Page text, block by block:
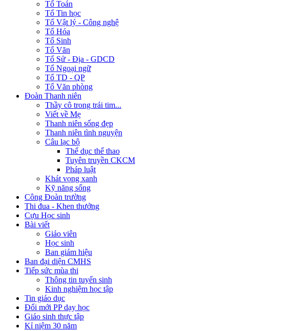
Tổ Toán
Tổ Tin học
Tổ Vật lý - Công nghệ
Tổ Hóa
Tổ Sinh
Tổ Văn
Tổ Sử - Địa - GDCD
Tổ Ngoại ngữ
Tổ TD - QP
Tổ Văn phòng
Đoàn Thanh niên
Thầy cô trong trái tim...
Viết về Mẹ
Thanh niên sống đẹp
Thanh niên tình nguyện
Câu lạc bộ
Thể dục thể thao
Tuyên truyền CKCM
Pháp luật
Khát vọng xanh
Kỹ năng sống
Công Đoàn trường
Thi đua - Khen thưởng
Cựu Học sinh
Bài viết
Giáo viên
Học sinh
Ban giám hiệu
Ban đại diện CMHS
Tiếp sức mùa thi
Thông tin tuyển sinh
Kinh nghiệm học tập
Tin giáo dục
Đổi mới PP dạy học
Giáo sinh thực tập
Kỉ niệm 30 năm